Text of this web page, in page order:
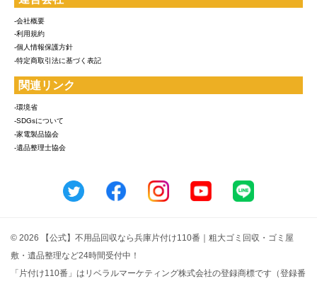
-会社概要
-利用規約
-個人情報保護方針
-特定商取引法に基づく表記
関連リンク
-環境省
-SDGsについて
-家電製品協会
-遺品整理士協会
© 2026 【公式】不用品回収なら兵庫片付け110番｜粗大ゴミ回収・ゴミ屋
敷・遺品整理など24時間受付中！
「片付け110番」はリベラルマーケティング株式会社の登録商標です（登録番